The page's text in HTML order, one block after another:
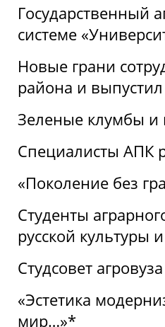
Государственный
системе
Новые грани
района и выпустил
Зеленые клумбы и
Специалисты АПК
«Поколение без
Студенты
русской культуры
Студсовет
«Эстетика
мир…»*